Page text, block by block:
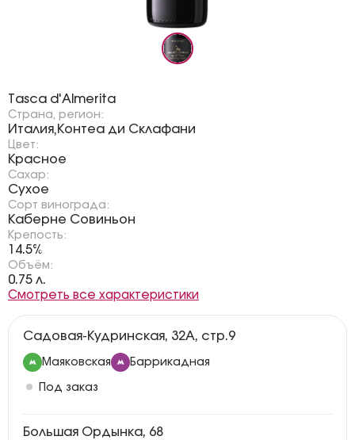
Tasca d'Almerita
Страна, регион:
Италия,Контеа ди Склафани
Цвет:
Красное
Сахар:
Сухое
Сорт винограда:
Каберне Совиньон
Крепость:
14.5%
Объём:
0.75 л.
Смотреть все характеристики
Садовая-Кудринская, 32А, стр.9
Маяковская Баррикадная
Под заказ
Большая Ордынка, 68